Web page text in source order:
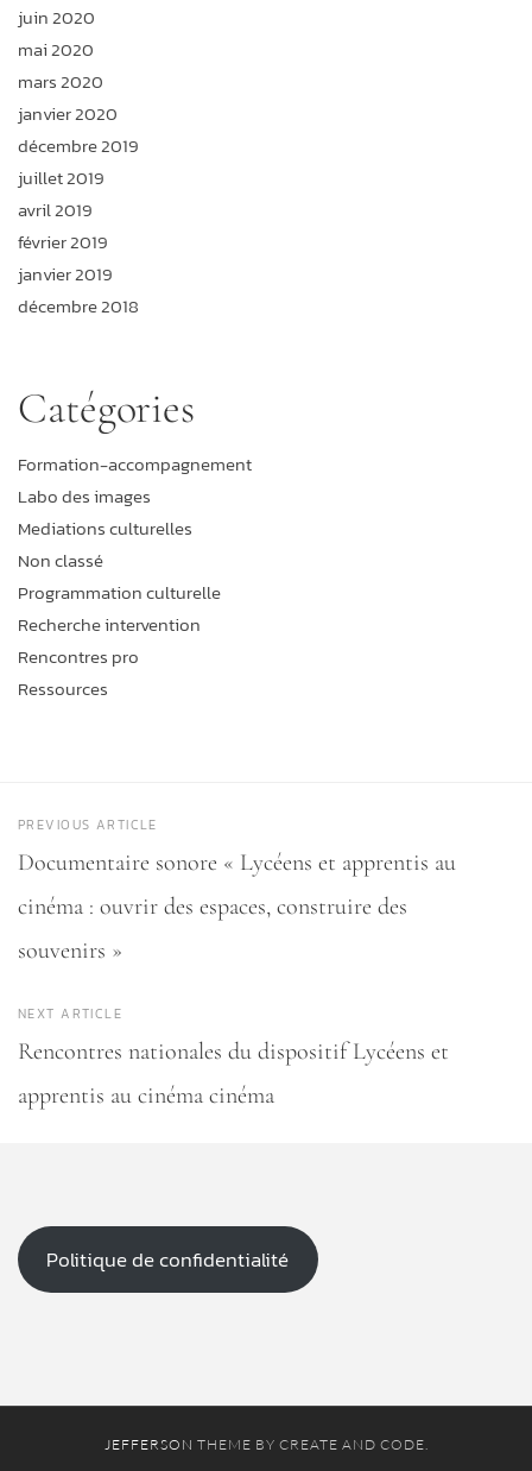
juin 2020
mai 2020
mars 2020
janvier 2020
décembre 2019
juillet 2019
avril 2019
février 2019
janvier 2019
décembre 2018
Catégories
Formation-accompagnement
Labo des images
Mediations culturelles
Non classé
Programmation culturelle
Recherche intervention
Rencontres pro
Ressources
PREVIOUS ARTICLE
Documentaire sonore « Lycéens et apprentis au
cinéma : ouvrir des espaces, construire des
souvenirs »
NEXT ARTICLE
Rencontres nationales du dispositif Lycéens et
apprentis au cinéma cinéma
Politique de confidentialité
JEFFERSON THEME BY CREATE AND CODE.